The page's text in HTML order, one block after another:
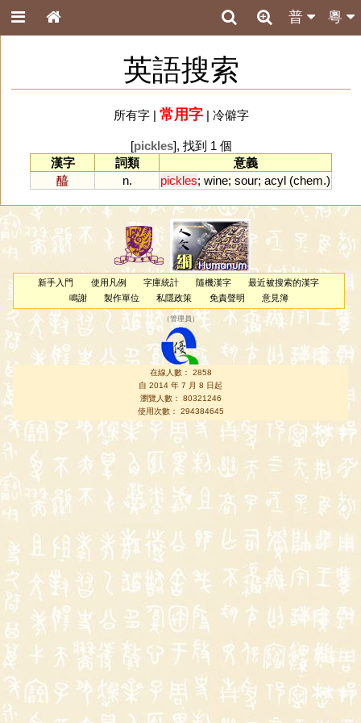
粵
普
英語搜索
所有字| 常用字| 冷僻字
[pickles], 找到 1 個
漢字
詞類
意義
醯
n. pickles; wine; sour; acyl (chem.)
新手入門 使用凡例 字庫統計 隨機漢字
最近被搜索的漢字
鳴謝
製作單位 私隱政策 免責聲明 意見簿
（管理員 ）
在線人數： 2858
自 2014 年 7 月 8 日起
瀏覽人數： 80321246
使用次數： 294384645